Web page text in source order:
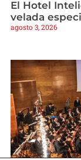
El Hotel
velada
agosto 3, 2026